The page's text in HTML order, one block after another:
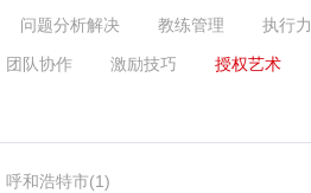
问题分析解决 教练管理 执行力
团队协作 激励技巧 授权艺术
呼和浩特市(1)